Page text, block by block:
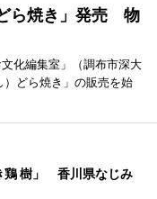
ら焼き」発売 物
化編集室」（調布市深大
どら焼き」の販売を始
鶏 樹」 香川県なじみ